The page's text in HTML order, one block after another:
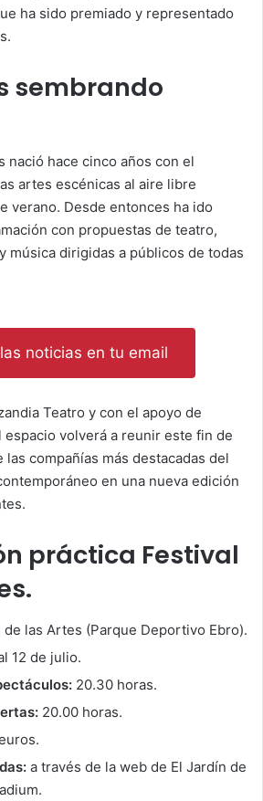
ha sido premiado y representado
sembrando
nació hace cinco años con el
artes escénicas al aire libre
verano. Desde entonces ha ido
con propuestas de teatro,
música dirigidas a públicos de todas
noticias en tu email
Teatro y con el apoyo de
espacio volverá a reunir este fin de
las compañías más destacadas del
en una nueva edición
práctica Festival
de las Artes (Parque Deportivo Ebro).
12 de julio.
20.30 horas.
20.00 horas.
a través de la web de El Jardín de